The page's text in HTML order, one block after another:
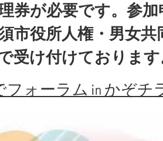
券が必要です。参
市役所人権・男女
受け付けておりま
フォーラム㏌かぞチ